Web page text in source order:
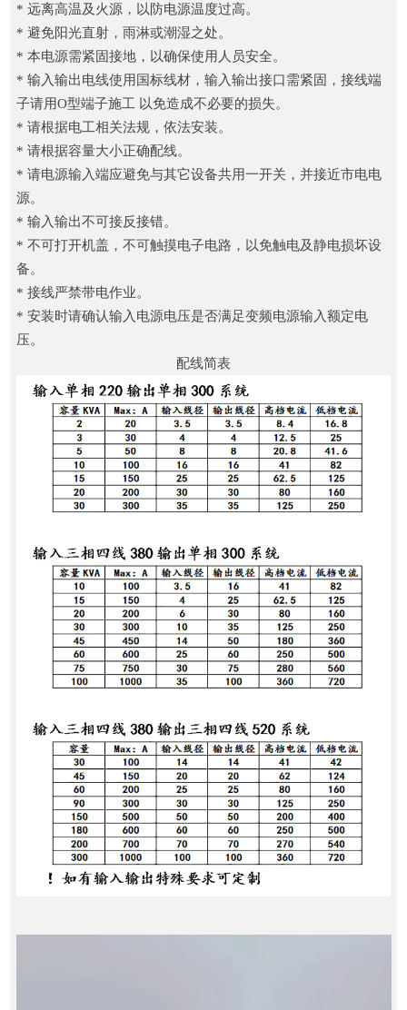
* 远离高温及火源，以防电源温度过高。
* 避免阳光直射，雨淋或潮湿之处。
* 本电源需紧固接地，以确保使用人员安全。
* 输入输出电线使用国标线材，输入输出接口需紧固，接线端
子请用O型端子施工 以免造成不必要的损失。
* 请根据电工相关法规，依法安装。
* 请根据容量大小正确配线。
* 请电源输入端应避免与其它设备共用一开关，并接近市电电
源。
* 输入输出不可接反接错。
* 不可打开机盖，不可触摸电子电路，以免触电及静电损坏设
备。
* 接线严禁带电作业。
* 安装时请确认输入电源电压是否满足变频电源输入额定电
压。
配线简表